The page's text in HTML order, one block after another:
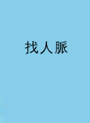
找人脈